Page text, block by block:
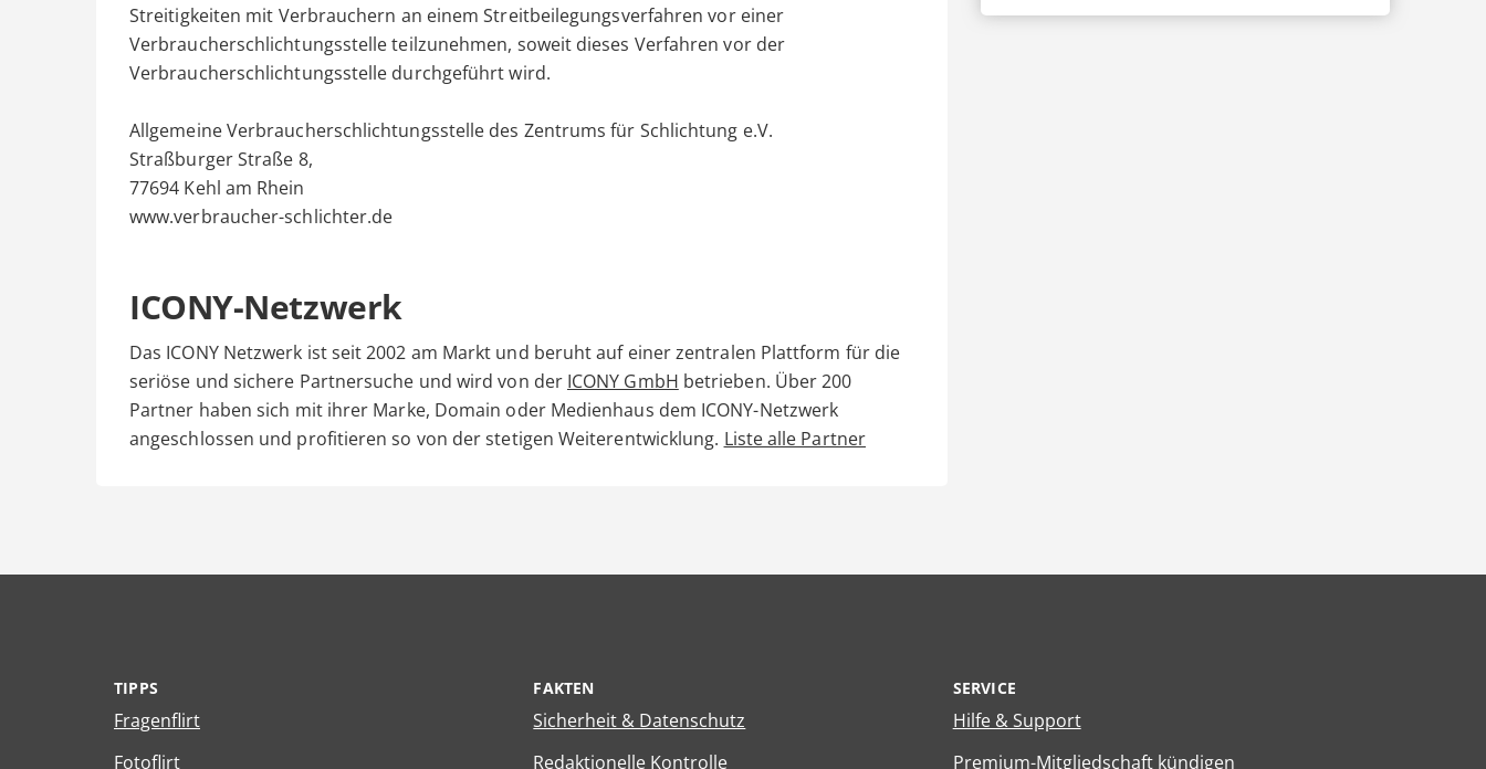
Streitigkeiten mit Verbrauchern an einem Streitbeilegungsverfahren vor einer
Verbraucherschlichtungsstelle teilzunehmen, soweit dieses Verfahren vor der
Verbraucherschlichtungsstelle durchgeführt wird.
Allgemeine Verbraucherschlichtungsstelle des Zentrums für Schlichtung e.V.
Straßburger Straße 8,
77694 Kehl am Rhein
www.verbraucher-schlichter.de
ICONY-Netzwerk
Das ICONY Netzwerk ist seit 2002 am Markt und beruht auf einer zentralen Plattform für die
seriöse und sichere Partnersuche und wird von der ICONY GmbH betrieben. Über 200
Partner haben sich mit ihrer Marke, Domain oder Medienhaus dem ICONY-Netzwerk
angeschlossen und profitieren so von der stetigen Weiterentwicklung. Liste alle Partner
TIPPS
Fragenflirt
Fotoflirt
FAKTEN
Sicherheit & Datenschutz
Redaktionelle Kontrolle
SERVICE
Hilfe & Support
Premium-Mitgliedschaft kündigen